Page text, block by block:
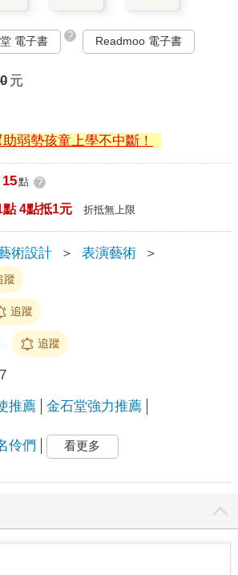
電子書 ? Readmoo 電子書
元
弱勢孩童上學不中斷！
15點 ?
4點抵1元 折抵無上限
術設計 ＞ 表演藝術
＞
蹤
追蹤
追蹤
推薦 金石堂強力推薦
伶們 看更多